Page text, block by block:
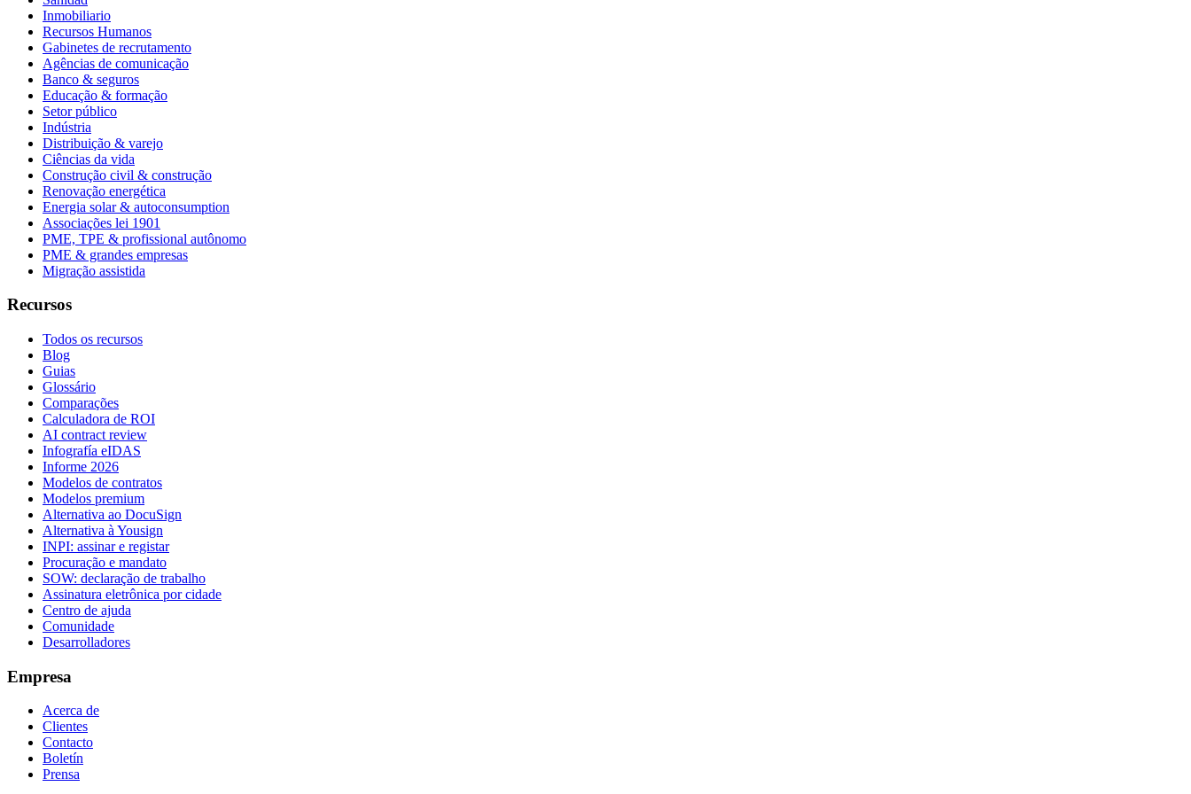
Inmobiliario
Recursos Humanos
Gabinetes de recrutamento
Agências de comunicação
Banco & seguros
Educação & formação
Setor público
Indústria
Distribuição & varejo
Ciências da vida
Construção civil & construção
Renovação energética
Energia solar & autoconsumption
Associações lei 1901
PME, TPE & profissional autônomo
PME & grandes empresas
Migração assistida
Recursos
Todos os recursos
Blog
Guias
Glossário
Comparações
Calculadora de ROI
AI contract review
Infografía eIDAS
Informe 2026
Modelos de contratos
Modelos premium
Alternativa ao DocuSign
Alternativa à Yousign
INPI: assinar e registar
Procuração e mandato
SOW: declaração de trabalho
Assinatura eletrônica por cidade
Centro de ajuda
Comunidade
Desarrolladores
Empresa
Acerca de
Clientes
Contacto
Boletín
Prensa